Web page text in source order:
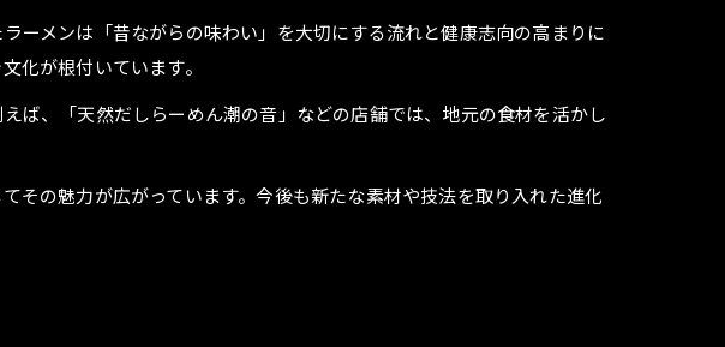
ダシの魅力
旅
する旅路
ーメンは「昔ながらの味わい」を大切にする流れと健康志向の高まりに
化が根付いています。
ば、「天然だしらーめん潮の音」などの店舗では、地元の食材を活かし
その魅力が広がっています。今後も新たな素材や技法を取り入れた進化